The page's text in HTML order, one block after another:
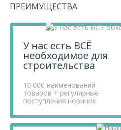
краску тщательно перемешать, при
поверхности предварительно
грунтовкой глубокого
Наносить краску на
валиком, кистью или
Окрасочные работы производить
(оптимальные условия: t (+20±2)°С,
наполнители, функциональные
микронизированного мрамора,
сертифицирована. Соответствует
В нашем интернет магазине
ПРЕИМУЩЕСТВА
У нас есть ВСЁ
необходимое для
строительства
10 000 наименований
товаров + регулярные
поступления новинок